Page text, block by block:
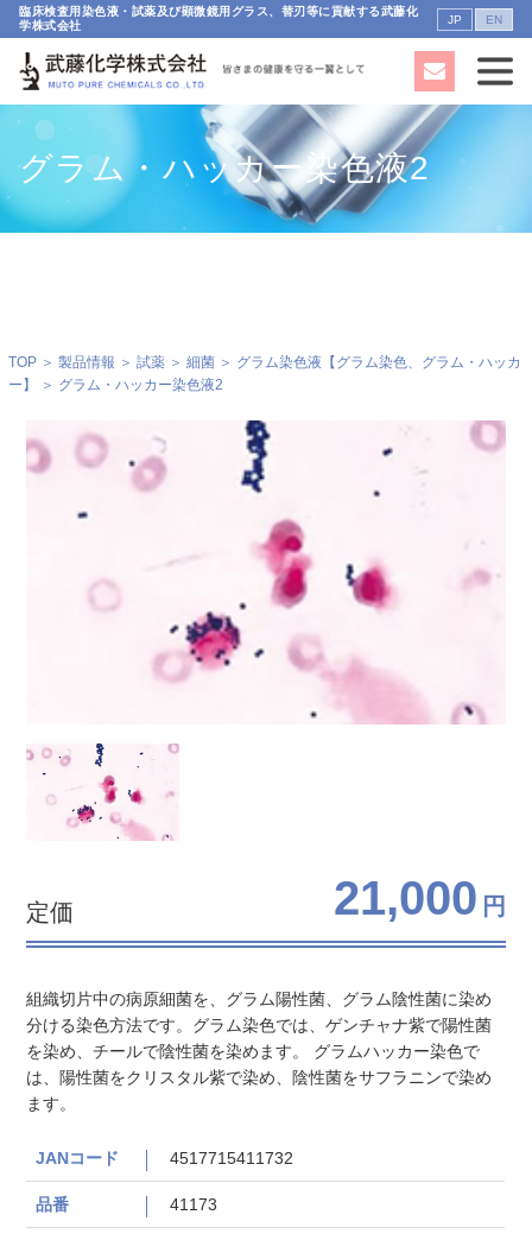
臨床検査用染色液・試薬及び顕微鏡用グラス、替刃等に貢献する武藤化
学株式会社
JP EN
グラム・ハッカー染色液2
TOP＞ 製品情報 ＞ 試薬＞ 細菌＞ グラム染色液【グラム染色、グラム・ハッカ
ー】
＞ グラム・ハッカー染色液2
定価 21,000 円
組織切片中の病原細菌を、グラム陽性菌、グラム陰性菌に染め
分ける染色方法です。グラム染色では、ゲンチャナ紫で陽性菌
を染め、チールで陰性菌を染めます。 グラムハッカー染色で
は、陽性菌をクリスタル紫で染め、陰性菌をサフラニンで染め
ます。
JANコード 4517715411732
品番 41173